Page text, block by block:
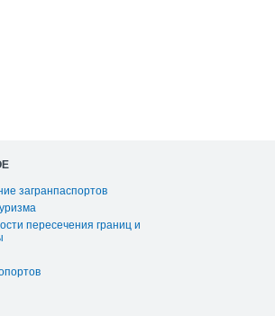
загранпаспортов
пересечения границ и